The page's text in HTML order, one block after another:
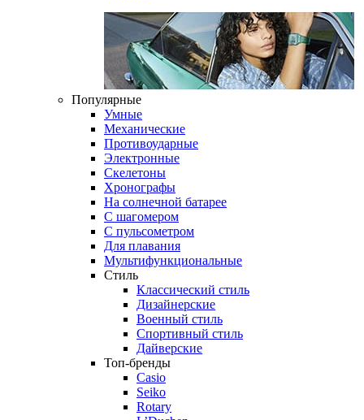
Популярные
Умные
Механические
Противоударные
Электронные
Скелетоны
Хронографы
На солнечной батарее
С шагомером
С пульсометром
Для плавания
Мультифункциональные
Стиль
Классический стиль
Дизайнерские
Военный стиль
Спортивный стиль
Дайверские
Топ-бренды
Casio
Seiko
Rotary